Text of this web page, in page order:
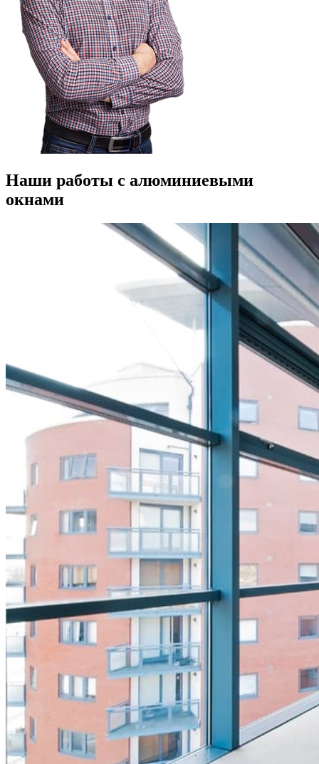
Наши работы с алюминиевыми
окнами